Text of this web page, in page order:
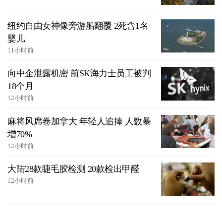
纽约自由女神像旁游船翻覆 2死含1名
婴儿
11小时前
向中企泄露机密 前SK海力士员工被判
18个月
12小时前
麻将风席卷加拿大 年轻人追捧 人数暴
增70%
12小时前
大陆28款睫毛胶检测 20款检出甲醛
12小时前